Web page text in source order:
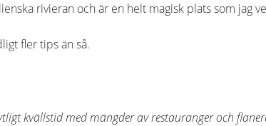
rivieran och är en helt magisk plats som jag
fler tips än så.
kvällstid med mängder av restauranger och